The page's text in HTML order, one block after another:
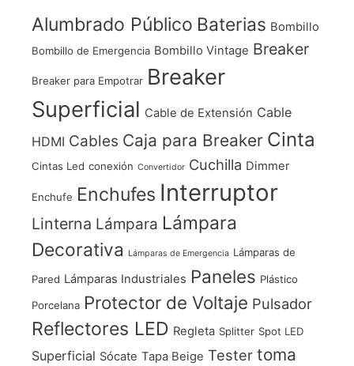
Alumbrado Público Baterias Bombillo
Bombillo de Emergencia Bombillo Vintage Breaker
Breaker para Empotrar Breaker
Superficial Cable de Extensión Cable
HDMI Cables Caja para Breaker Cinta
Cintas Led conexión Convertidor Cuchilla Dimmer
Enchufe Enchufes Interruptor
Linterna Lámpara Lámpara
Decorativa
Lámparas de Emergencia Lámparas de
Pared Lámparas Industriales Paneles Plástico
Porcelana Protector de Voltaje Pulsador
Reflectores LED Regleta Splitter Spot LED
Superficial Sócate Tapa Beige Tester toma